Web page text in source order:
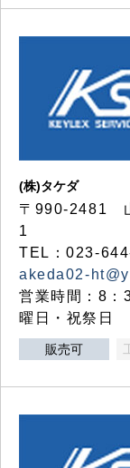
(株)タケダ
〒990-2481
1
TEL：023-
akeda02-
営業時間：8：
曜日・祝祭日
販売可